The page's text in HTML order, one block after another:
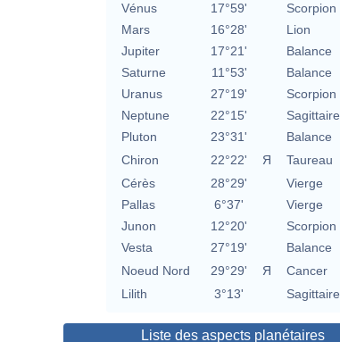
Vénus
17°59'
Scorpion
Mars
16°28'
Lion
Jupiter
17°21'
Balance
Saturne
11°53'
Balance
Uranus
27°19'
Scorpion
Neptune
22°15'
Sagittaire
Pluton
23°31'
Balance
Chiron
22°22' Я
Taureau
Cérès
28°29'
Vierge
Pallas
6°37'
Vierge
Junon
12°20'
Scorpion
Vesta
27°19'
Balance
Noeud Nord
29°29' Я
Cancer
Lilith
3°13' Sagittaire
Liste des aspects planétaires